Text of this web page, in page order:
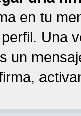
en tu
Una
un